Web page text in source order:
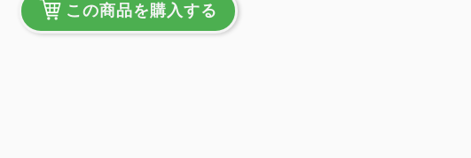
この商品を購入する